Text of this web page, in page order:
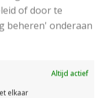
of door te
beheren' onderaan
Altijd actief
elkaar